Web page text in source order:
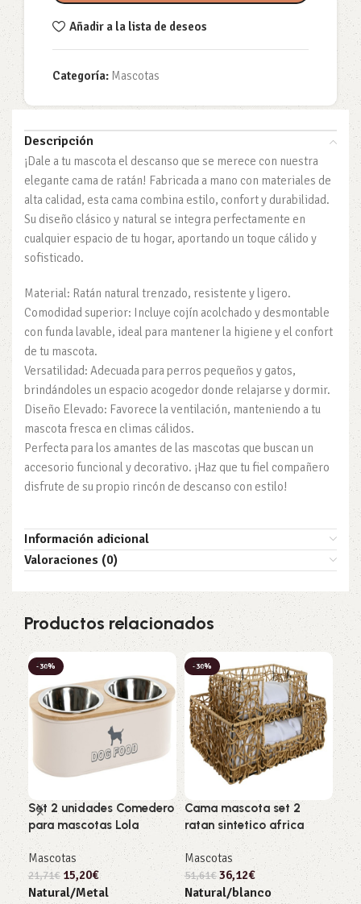
Añadir a la lista de deseos
Categoría: Mascotas
Descripción
¡Dale a tu mascota el descanso que se merece con nuestra
elegante cama de ratán! Fabricada a mano con materiales de
alta calidad, esta cama combina estilo, confort y durabilidad.
Su diseño clásico y natural se integra perfectamente en
cualquier espacio de tu hogar, aportando un toque cálido y
sofisticado.
Material: Ratán natural trenzado, resistente y ligero.
Comodidad superior: Incluye cojín acolchado y desmontable
con funda lavable, ideal para mantener la higiene y el confort
de tu mascota.
Versatilidad: Adecuada para perros pequeños y gatos,
brindándoles un espacio acogedor donde relajarse y dormir.
Diseño Elevado: Favorece la ventilación, manteniendo a tu
mascota fresca en climas cálidos.
Perfecta para los amantes de las mascotas que buscan un
accesorio funcional y decorativo. ¡Haz que tu fiel compañero
disfrute de su propio rincón de descanso con estilo!
Información adicional
Valoraciones (0)
Productos relacionados
-30%
Set 2 unidades Comedero
para mascotas Lola
Mascotas
21,71€ 15,20€
Natural/Metal
-30%
Cama mascota set 2
ratan sintetico africa
Mascotas
51,61€36,12€
Natural/blanco